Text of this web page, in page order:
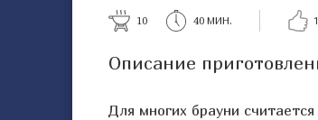
10 40 МИН.
Описание
Для многих брауни